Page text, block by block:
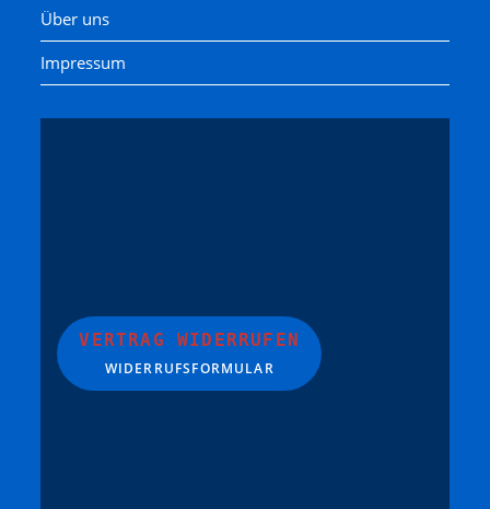
Über uns
Impressum
VERTRAG WIDERRUFEN
WIDERRUFSFORMULAR